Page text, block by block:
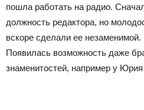
пошла работать на радио.
должность редактора, но
вскоре сделали ее
Появилась возможность даже
знаменитостей, например у Юрия